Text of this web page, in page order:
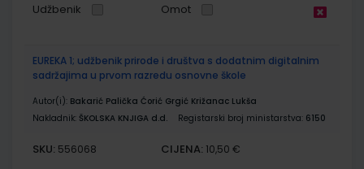
Udžbenik Omot
EUREKA 1; udžbenik prirode i društva s dodatnim digitalnim
sadržajima u prvom razredu osnovne škole
Autor(i): Bakarić Palička Ćorić Grgić Križanac Lukša
Nakladnik: ŠKOLSKA KNJIGA d.d. Registarski broj ministarstva: 6150
SKU: 556068 CIJENA: 10,50 €